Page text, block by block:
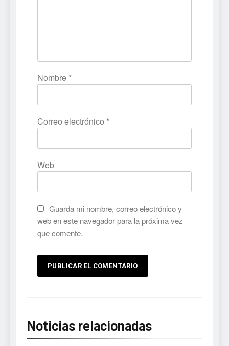
Nombre *
Correo electrónico *
Web
Guarda mi nombre, correo electrónico y
web en este navegador para la próxima vez
que comente.
Noticias relacionadas